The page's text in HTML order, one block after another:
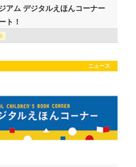
アム デジタルえほんコーナー
ト！
ニュース